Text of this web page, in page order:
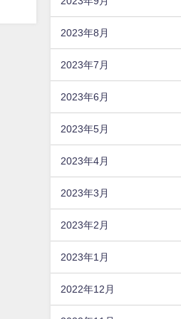
2023年8月
2023年7月
2023年6月
2023年5月
2023年4月
2023年3月
2023年2月
2023年1月
2022年12月